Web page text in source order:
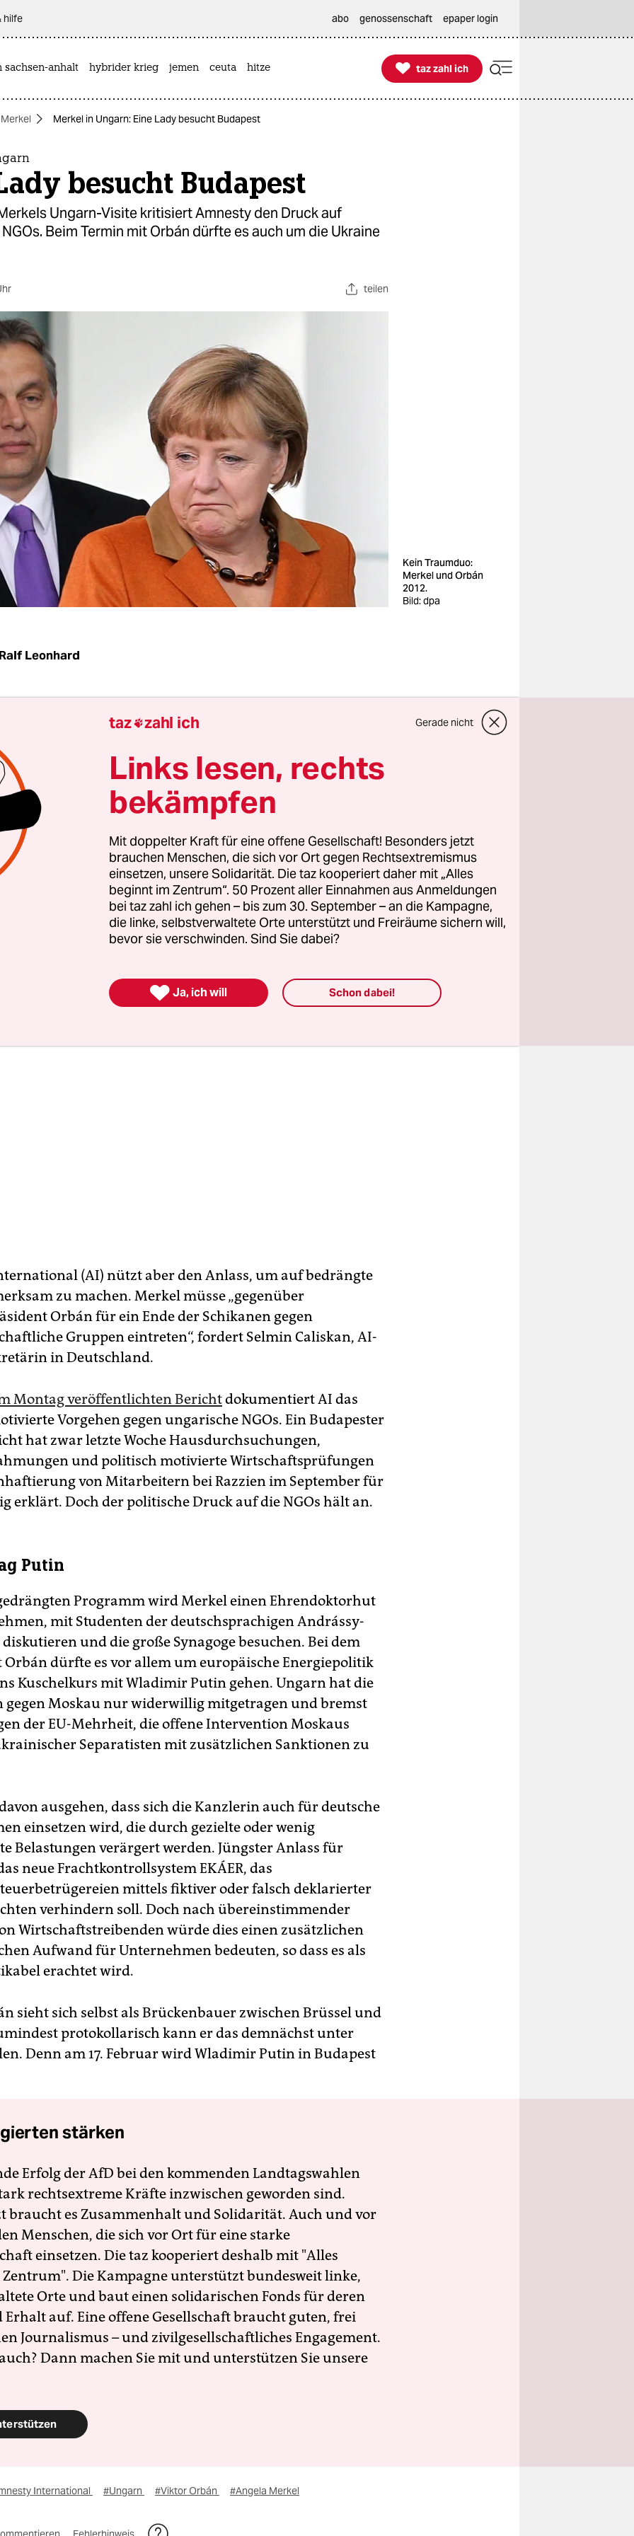
hilfe abo genossenschaft epaper login
sachsen-anhalt hybrider krieg jemen ceuta hitze 
taz zahl ich
taz zahl ich
Merkel in Ungarn: Eine Lady besucht Budapest
besucht Budapest
Ungarn-Visite kritisiert Amnesty den Druck auf
Beim Termin mit Orbán dürfte es auch um die Ukraine
teilen
Kein Traumduo:
Merkel und Orbán
2012.
Bild: dpa
Ralf Leonhard
Bundeskanzlerin Angela Merkel wird am Montag fünf
weilen. Ungarische Medien sind schon im Vorfeld
versetzt, als würde Gottvater persönlich das
Volk beehren. Und die Opposition will mit einer Anzahl
darauf aufmerksam machen, dass nicht alle mit
Politik von Premier Viktor Orbán einverstanden sind.
freut sich auf den Besuch „einer Lady“, der er nichts
gehören beide der konservativen Europäischen
(EVP) an, die sich bei kritischen Debatten in Brüssel bisher
Orbán gestellt hat. Daher wäre es naiv, wollte die
einfordern.
(AI) nützt aber den Anlass, um auf bedrängte
zu machen. Merkel müsse „gegenüber
Orbán für ein Ende der Schikanen gegen
Gruppen eintreten“, fordert Selmin Caliskan, AI-
in Deutschland.
Montag veröffentlichten Berichtdokumentiert AI das
Vorgehen gegen ungarische NGOs. Ein Budapester
hat zwar letzte Woche Hausdurchsuchungen,
und politisch motivierte Wirtschaftsprüfungen
von Mitarbeitern bei Razzien im September für
erklärt. Doch der politische Druck auf die NGOs hält an.
Putin
Programm wird Merkel einen Ehrendoktorhut
mit Studenten der deutschsprachigen Andrássy-
und die große Synagoge besuchen. Bei dem
dürfte es vor allem um europäische Energiepolitik
Kuschelkurs mit Wladimir Putin gehen. Ungarn hat die
gegen Moskau nur widerwillig mitgetragen und bremst
der EU-Mehrheit, die offene Intervention Moskaus
Separatisten mit zusätzlichen Sanktionen zu
ausgehen, dass sich die Kanzlerin auch für deutsche
einsetzen wird, die durch gezielte oder wenig
Belastungen verärgert werden. Jüngster Anlass für
neue Frachtkontrollsystem EKÁER, das
mittels fiktiver oder falsch deklarierter
verhindern soll. Doch nach übereinstimmender
Wirtschaftstreibenden würde dies einen zusätzlichen
Aufwand für Unternehmen bedeuten, so dass es als
erachtet wird.
sieht sich selbst als Brückenbauer zwischen Brüssel und
protokollarisch kann er das demnächst unter
Denn am 17. Februar wird Wladimir Putin in Budapest
stärken
Erfolg der AfD bei den kommenden Landtagswahlen
rechtsextreme Kräfte inzwischen geworden sind.
braucht es Zusammenhalt und Solidarität. Auch und vor
Menschen, die sich vor Ort für eine starke
einsetzen. Die taz kooperiert deshalb mit "Alles
Die Kampagne unterstützt bundesweit linke,
Orte und baut einen solidarischen Fonds für deren
Erhalt auf. Eine offene Gesellschaft braucht guten, frei
Journalismus – und zivilgesellschaftliches Engagement.
Dann machen Sie mit und unterstützen Sie unsere
International #Ungarn #Viktor Orbán #Angela Merkel
taz zahl ich Gerade nicht
Links lesen, rechts
bekämpfen
Mit doppelter Kraft für eine offene Gesellschaft! Besonders jetzt
brauchen Menschen, die sich vor Ort gegen Rechtsextremismus
einsetzen, unsere Solidarität. Die taz kooperiert daher mit „Alles
beginnt im Zentrum“. 50 Prozent aller Einnahmen aus Anmeldungen
bei taz zahl ich gehen – bis zum 30. September – an die Kampagne,
die linke, selbstverwaltete Orte unterstützt und Freiräume sichern will,
bevor sie verschwinden. Sind Sie dabei?
 Ja, ich will Schon dabei!